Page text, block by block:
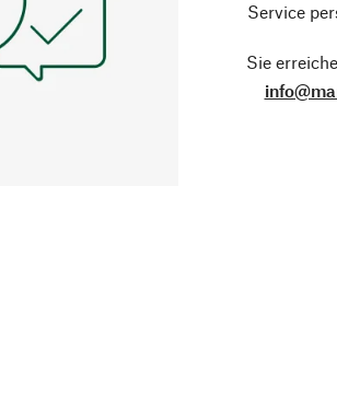
Service
Sie